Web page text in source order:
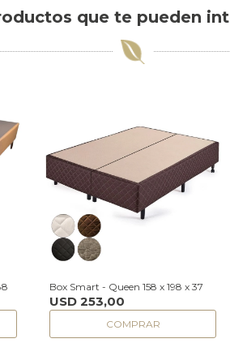
que te pueden
Box Smart - Queen 158 x 198 x 37
USD 253,00